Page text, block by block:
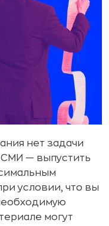
нет задачи
СМИ — выпустить
условии, что вы
могут